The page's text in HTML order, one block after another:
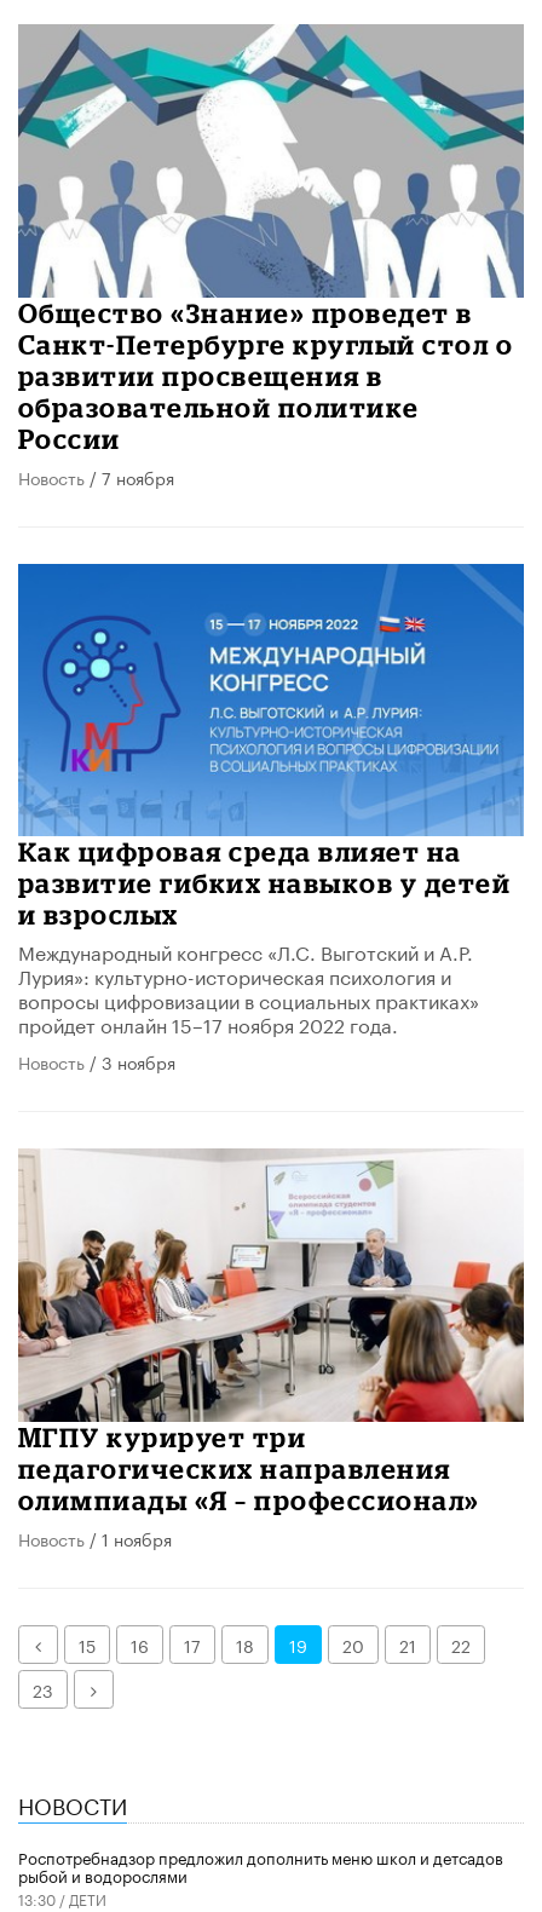
Общество «Знание» проведет в
Санкт-Петербурге круглый стол о
развитии просвещения в
образовательной политике
России
Новость / 7 ноября
Как цифровая среда влияет на
развитие гибких навыков у детей
и взрослых
Международный конгресс «Л.С. Выготский и А.Р.
Лурия»: культурно-историческая психология и
вопросы цифровизации в социальных практиках»
пройдет онлайн 15–17 ноября 2022 года.
Новость / 3 ноября
МГПУ курирует три
педагогических направления
олимпиады «Я – профессионал»
Новость / 1 ноября
Назад
15 16 17 18 19 20 21
22
23
Далее
НОВОСТИ
Роспотребнадзор предложил дополнить меню школ и детсадов
рыбой и водорослями
13:30 / ДЕТИ